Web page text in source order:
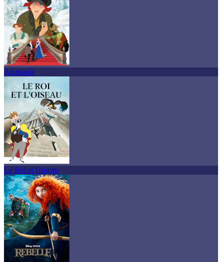
Anastasia
Le Roi et l'oiseau